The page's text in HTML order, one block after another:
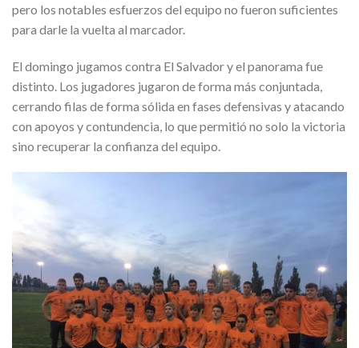
pero los notables esfuerzos del equipo no fueron suficientes
para darle la vuelta al marcador.
El domingo jugamos contra El Salvador y el panorama fue
distinto. Los jugadores jugaron de forma más conjuntada,
cerrando filas de forma sólida en fases defensivas y atacando
con apoyos y contundencia, lo que permitió no solo la victoria
sino recuperar la confianza del equipo.